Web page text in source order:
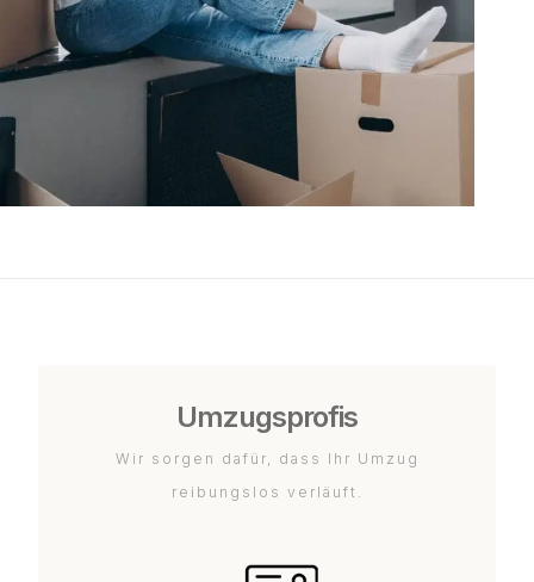
Umzugsprofis
Wir sorgen dafür, dass Ihr Umzug
reibungslos verläuft.